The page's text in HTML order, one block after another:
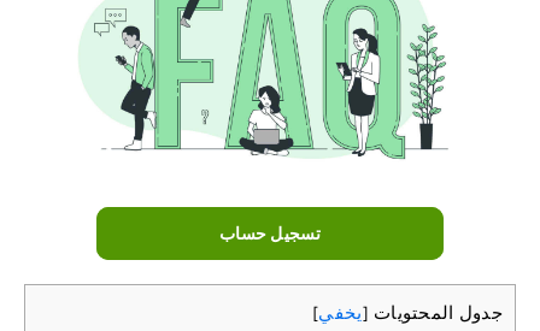
تسجيل حساب
جدول المحتويات [يخفي]